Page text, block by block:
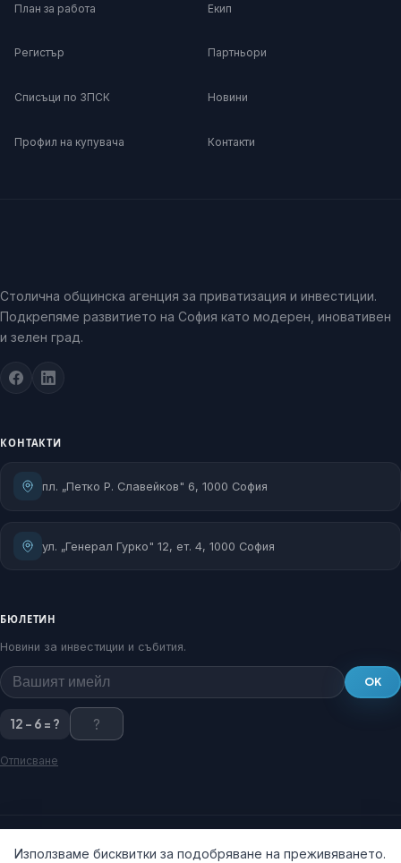
План за работа
Регистър
Списъци по ЗПСК
Профил на купувача
Екип
Партньори
Новини
Контакти
Столична общинска агенция за приватизация и инвестиции.
Подкрепяме развитието на София като модерен, иновативен
и зелен град.
КОНТАКТИ
пл. „Петко Р. Славейков" 6, 1000 София
ул. „Генерал Гурко" 12, ет. 4, 1000 София
БЮЛЕТИН
Новини за инвестиции и събития.
OK
12 - 6 = ?
Отписване
Използваме бисквитки за подобряване на преживяването.